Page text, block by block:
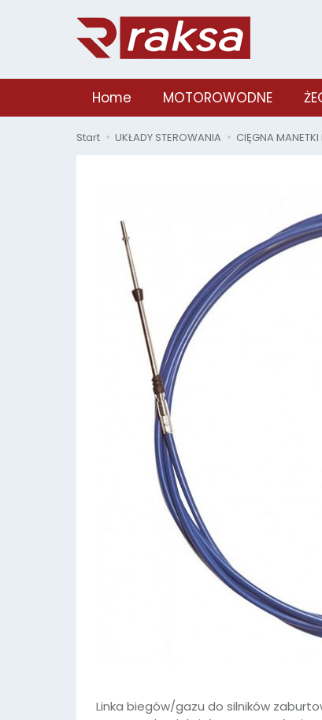
Home MOTOROWODNE
Start UKŁADY STEROWANIA CIĘGNA
Linka biegów/gazu do silników